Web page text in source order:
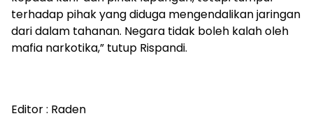
terhadap pihak yang diduga mengendalikan jaringan
dari dalam tahanan. Negara tidak boleh kalah oleh
mafia narkotika,” tutup Rispandi.
Editor : Raden